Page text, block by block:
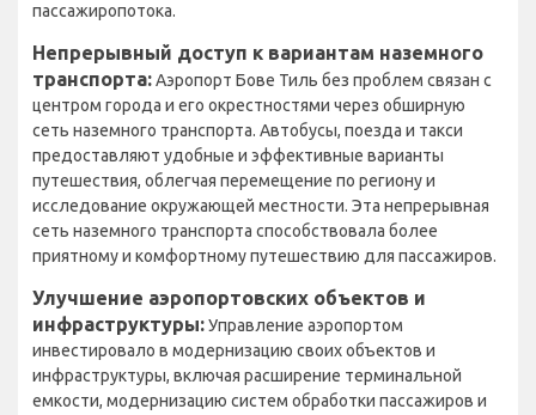
пассажиропотока.
Непрерывный доступ к вариантам наземного
транспорта:Аэропорт Бове Тиль без проблем связан с
центром города и его окрестностями через обширную
сеть наземного транспорта. Автобусы, поезда и такси
предоставляют удобные и эффективные варианты
путешествия, облегчая перемещение по региону и
исследование окружающей местности. Эта непрерывная
сеть наземного транспорта способствовала более
приятному и комфортному путешествию для пассажиров.
Улучшение аэропортовских объектов и
инфраструктуры:Управление аэропортом
инвестировало в модернизацию своих объектов и
инфраструктуры, включая расширение терминальной
емкости, модернизацию систем обработки пассажиров и